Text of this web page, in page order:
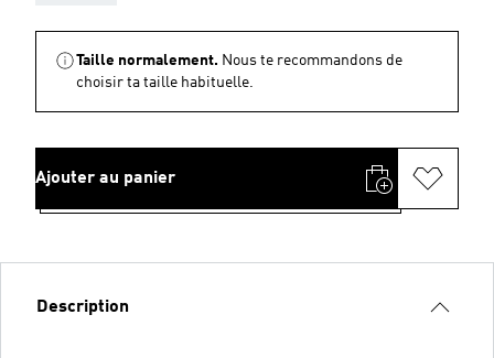
Taille normalement. Nous te recommandons de
choisir ta taille habituelle.
Ajouter au panier
Description